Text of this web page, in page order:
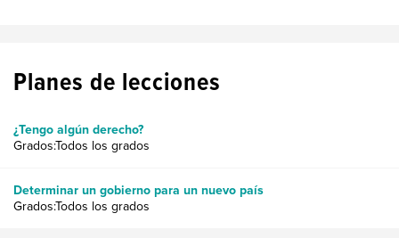
Planes de lecciones
¿Tengo algún derecho?
Grados:Todos los grados
Determinar un gobierno para un nuevo país
Grados:Todos los grados